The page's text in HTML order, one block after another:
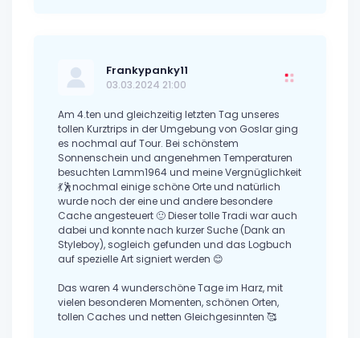
Frankypanky11
03.03.2024 21:00
Am 4.ten und gleichzeitig letzten Tag unseres
tollen Kurztrips in der Umgebung von Goslar ging
es nochmal auf Tour. Bei schönstem
Sonnenschein und angenehmen Temperaturen
besuchten Lamm1964 und meine Vergnüglichkeit
💃🕺nochmal einige schöne Orte und natürlich
wurde noch der eine und andere besondere
Cache angesteuert 🙂 Dieser tolle Tradi war auch
dabei und konnte nach kurzer Suche (Dank an
Styleboy), sogleich gefunden und das Logbuch
auf spezielle Art signiert werden 😊
Das waren 4 wunderschöne Tage im Harz, mit
vielen besonderen Momenten, schönen Orten,
tollen Caches und netten Gleichgesinnten 🥰